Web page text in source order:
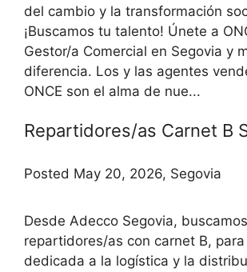
del cambio y la transformación
¡Buscamos tu talento! Únete a
Gestor/a Comercial en Segovia y
diferencia. Los y las agentes
ONCE son el alma de nue...
Repartidores/as Carnet B
Posted May 20, 2026, Segovia
Desde Adecco Segovia,
repartidores/as con carnet B,
dedicada a la logística y la